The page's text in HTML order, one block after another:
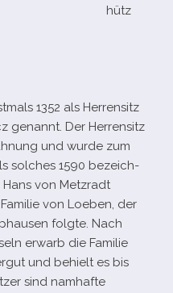
hütz
1352 als Herrensitz
genannt. Der Herrensitz
und wurde zum
sol­ches 1590 bezeich­
Hans von Metzradt
von Loeben, der
folgte. Nach
erwarb die Familie
und behielt es bis
sind nam­hafte